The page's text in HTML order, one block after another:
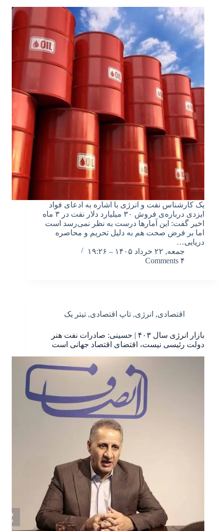
یک کارشناس نفت و انرژی با اشاره به ادعای فواد
ایزدی درباره‌ی فروش ۳۰ میلیارد دلار نفت در ۳ ماه
اخیر گفت: این آمارها درست به نظر نمی‌رسد است
اما بر فرض صحت هم به دلیل تحریم و محاصره
دریایی…
جمعه, ۲۲ خرداد ۱۴۰۵ – ۱۹:۲۶
۴ Comments
اقتصادی, انرژی, تاپ اقتصادی, تیتر یک
بازار انرژی سال ۴۰۳ | حسینی: صادرات نفت هنر
دولت رئیسی نیست، اقتضای اقتصاد جهانی است